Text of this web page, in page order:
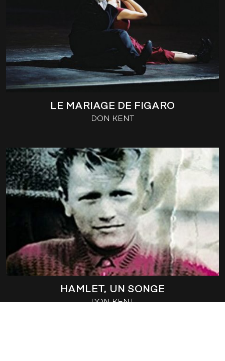
LE MARIAGE DE FIGARO
DON KENT
HAMLET, UN SONGE
DON KENT